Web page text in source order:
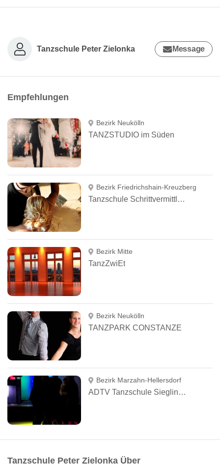
Tanzschule Peter Zielonka Message
Empfehlungen
Bezirk Neukölln
TANZSTUDIO im Süden
Bezirk Friedrichshain-Kreuzberg
Tanzschule Schrittvermittlung
Bezirk Mitte
TanzZwiEt
Bezirk Neukölln
TANZPARK CONSTANZE
Bezirk Marzahn-Hellersdorf
ADTV Tanzschule Sieglinde Kotzur
Tanzschule Peter Zielonka Über